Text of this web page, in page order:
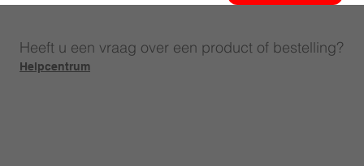
Heeft u een vraag over een product of bestelling?
Helpcentrum